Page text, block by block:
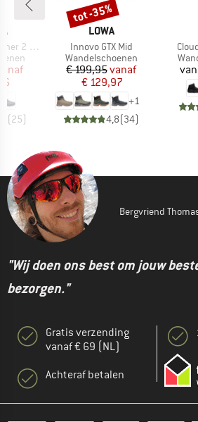
GTX
prijs
(25)
MERK
LOWA
Artikel
Innovo GTX Mid
Productgroep
Wandelschoenen
Prijs
€ 199,95Verlaagde prijs
vanaf
€ 129,97
+1
4,8(34)
Korting
tot -35%
Bergvriend
"Wij doen ons best om jouw
bezorgen."
Gratis verzending
vanaf € 69 (NL)
Achteraf betalen